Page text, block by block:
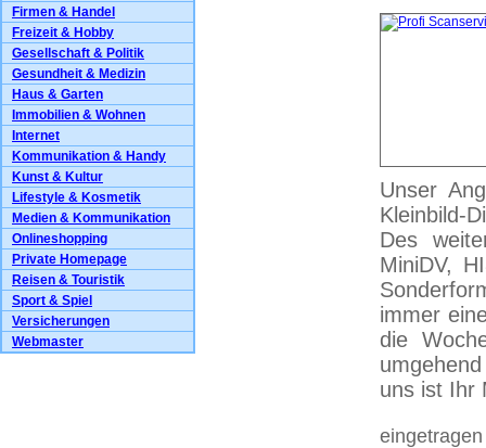
Firmen & Handel
Freizeit & Hobby
Gesellschaft & Politik
Gesundheit & Medizin
Haus & Garten
Immobilien & Wohnen
Internet
Kommunikation & Handy
Kunst & Kultur
Lifestyle & Kosmetik
Medien & Kommunikation
Onlineshopping
Private Homepage
Reisen & Touristik
Sport & Spiel
Versicherungen
Webmaster
Unser
Kleinbild-
Des
MiniDV,
immer
die
uns ist Ihr